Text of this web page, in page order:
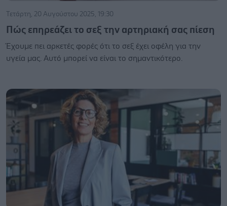
Τετάρτη, 20 Αυγούστου 2025, 19:30
Πώς επηρεάζει το σεξ την αρτηριακή σας πίεση
Έχουμε πει αρκετές φορές ότι το σεξ έχει οφέλη για την
υγεία μας. Αυτό μπορεί να είναι το σημαντικότερο.